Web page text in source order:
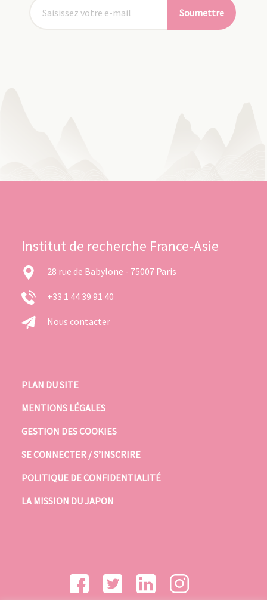
Soumettre
Institut de recherche France-Asie
28 rue de Babylone - 75007 Paris
+33 1 44 39 91 40
Nous contacter
PLAN DU SITE
MENTIONS LÉGALES
GESTION DES COOKIES
SE CONNECTER / S’INSCRIRE
POLITIQUE DE CONFIDENTIALITÉ
LA MISSION DU JAPON